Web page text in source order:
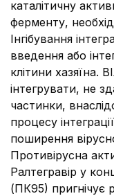
каталітичну
ферменту,
Інгібування
введення або
клітини хазяїна.
інтегрувати, не
частинки,
процесу
поширення
Противірусна
Ралтегравір у
(ПК95) пригнічує